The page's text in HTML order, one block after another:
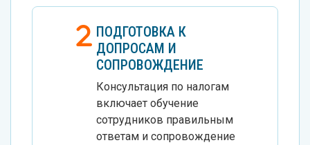
ПОДГОТОВКА К
ДОПРОСАМ И
СОПРОВОЖДЕНИЕ
Консультация по налогам
включает обучение
сотрудников правильным
ответам и сопровождение